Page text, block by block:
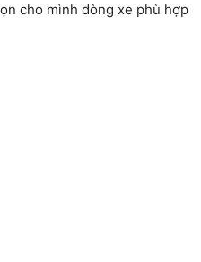
cho mình dòng xe phù hợp